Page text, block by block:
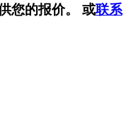
您的报价。 或联系